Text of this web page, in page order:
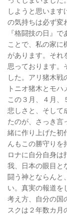
しようと思います
の気持ちは必ず変
『格闘技の日』
ことで、私の家に
があります。それ
思っております。
した。アリ猪木戦
トニオ猪木とモ
この３月、４月、
悲しさと、そして
たのが、さっき言
緒に作り上げた初
んもこの勝守りを
ロナに自分自身は
我、日本の眼目と
闘う神とならんと
い。真実の報道を
考え方、自分の国
スクは２年数カ月